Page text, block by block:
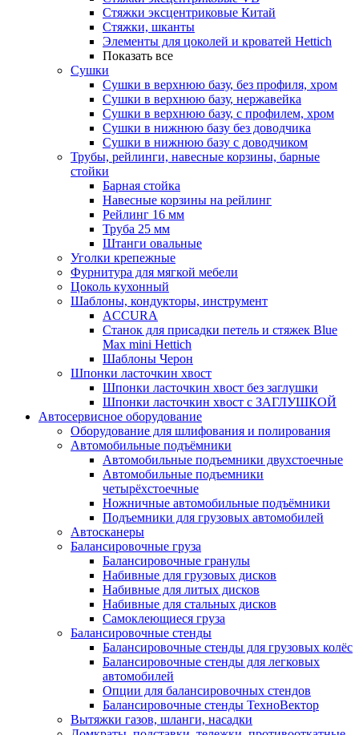
Стяжки эксцентриковые Китай
Стяжки, шканты
Элементы для цоколей и кроватей Hettich
Показать все
Сушки
Сушки в верхнюю базу, без профиля, хром
Сушки в верхнюю базу, нержавейка
Сушки в верхнюю базу, с профилем, хром
Сушки в нижнюю базу без доводчика
Сушки в нижнюю базу с доводчиком
Трубы, рейлинги, навесные корзины, барные
стойки
Барная стойка
Навесные корзины на рейлинг
Рейлинг 16 мм
Труба 25 мм
Штанги овальные
Уголки крепежные
Фурнитура для мягкой мебели
Цоколь кухонный
Шаблоны, кондукторы, инструмент
ACCURA
Станок для присадки петель и стяжек Blue
Max mini Hettich
Шаблоны Черон
Шпонки ласточкин хвост
Шпонки ласточкин хвост без заглушки
Шпонки ласточкин хвост с ЗАГЛУШКОЙ
Автосервисное оборудование
Оборудование для шлифования и полирования
Автомобильные подъёмники
Автомобильные подъемники двухстоечные
Автомобильные подъемники
четырёхстоечные
Ножничные автомобильные подъёмники
Подъемники для грузовых автомобилей
Автосканеры
Балансировочные груза
Балансировочные гранулы
Набивные для грузовых дисков
Набивные для литых дисков
Набивные для стальных дисков
Самоклеющиеся груза
Балансировочные стенды
Балансировочные стенды для грузовых колёс
Балансировочные стенды для легковых
автомобилей
Опции для балансировочных стендов
Балансировочные стенды ТехноВектор
Вытяжки газов, шланги, насадки